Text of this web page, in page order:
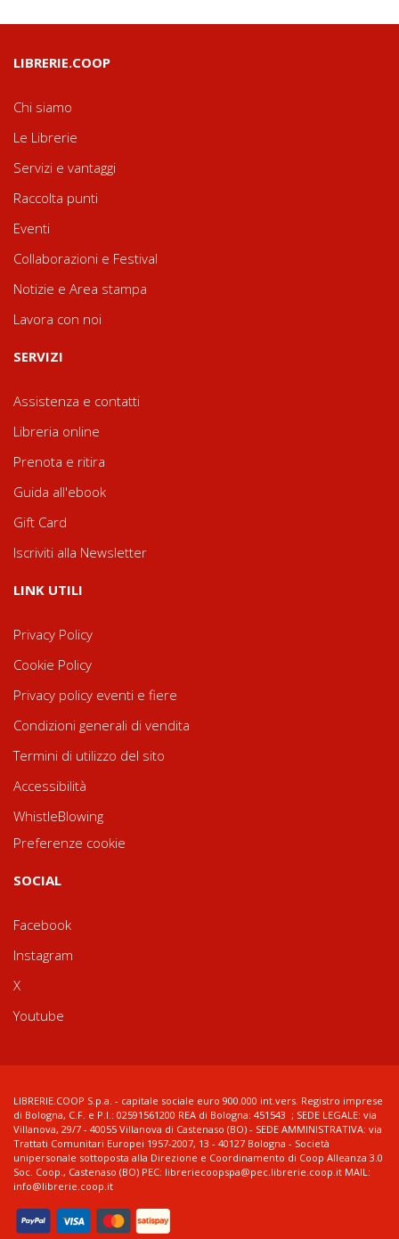
LIBRERIE.COOP
Chi siamo
Le Librerie
Servizi e vantaggi
Raccolta punti
Eventi
Collaborazioni e Festival
Notizie e Area stampa
Lavora con noi
SERVIZI
Assistenza e contatti
Libreria online
Prenota e ritira
Guida all'ebook
Gift Card
Iscriviti alla Newsletter
LINK UTILI
Privacy Policy
Cookie Policy
Privacy policy eventi e fiere
Condizioni generali di vendita
Termini di utilizzo del sito
Accessibilità
WhistleBlowing
Preferenze cookie
SOCIAL
Facebook
Instagram
X
Youtube
LIBRERIE.COOP S.p.a. - capitale sociale euro 900.000 int.vers. Registro imprese
di Bologna, C.F. e P.I.: 02591561200 REA di Bologna: 451543 ; SEDE LEGALE: via
Villanova, 29/7 - 40055 Villanova di Castenaso (BO) - SEDE AMMINISTRATIVA: via
Trattati Comunitari Europei 1957-2007, 13 - 40127 Bologna - Società
unipersonale sottoposta alla Direzione e Coordinamento di Coop Alleanza 3.0
Soc. Coop., Castenaso (BO) PEC: libreriecoopspa@pec.librerie.coop.it MAIL:
info@librerie.coop.it